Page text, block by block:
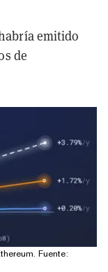
emitido
de
Fuente: